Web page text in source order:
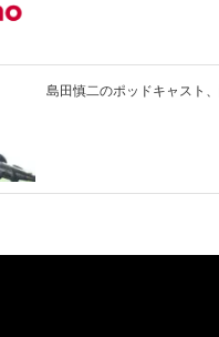
島田慎二のポッドキャスト、